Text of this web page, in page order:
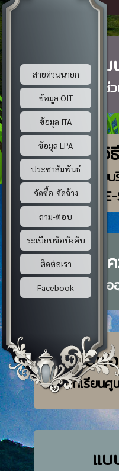
ขอรับความช่
ระบบ
ระบบขอ
น้ำเพื่
แบบฟ
นักเรียน
แ
สายด่วนนายก
ข้อมูล OIT
ข้อมูล ITA
ข้อมูล LPA
ประชาสัมพันธ์
จัดซื้อ-จัดจ้าง
ถาม-ตอบ
ระเบียบข้อบังคับ
ติดต่อเรา
Facebook